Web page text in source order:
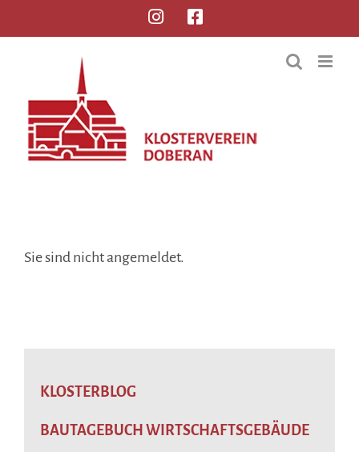
Sie sind nicht angemeldet.
KLOSTERBLOG
BAUTAGEBUCH WIRTSCHAFTSGEBÄUDE